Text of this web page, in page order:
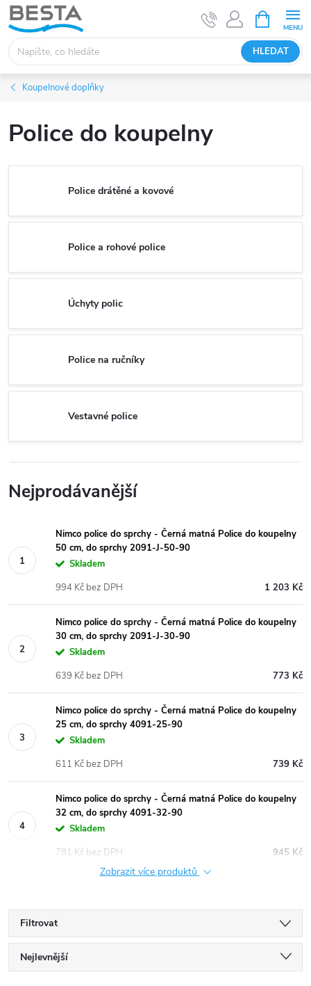
Přejít
na
obsah
HLEDAT
NÁKUPNÍ
KOŠÍK
Koupelnové doplňky
Police do koupelny
Police drátěné a kovové
Police a rohové police
Úchyty polic
Police na ručníky
Vestavné police
Nejprodávanější
Nimco police do sprchy - Černá matná Police do koupelny
50 cm, do sprchy 2091-J-50-90
Skladem
1 203 Kč
994 Kč bez DPH
Nimco police do sprchy - Černá matná Police do koupelny
30 cm, do sprchy 2091-J-30-90
Skladem
773 Kč
639 Kč bez DPH
Nimco police do sprchy - Černá matná Police do koupelny
25 cm, do sprchy 4091-25-90
Skladem
739 Kč
611 Kč bez DPH
Nimco police do sprchy - Černá matná Police do koupelny
32 cm, do sprchy 4091-32-90
Skladem
945 Kč
781 Kč bez DPH
Zobrazit více produktů
Filtrovat
Ř
Nejlevnější